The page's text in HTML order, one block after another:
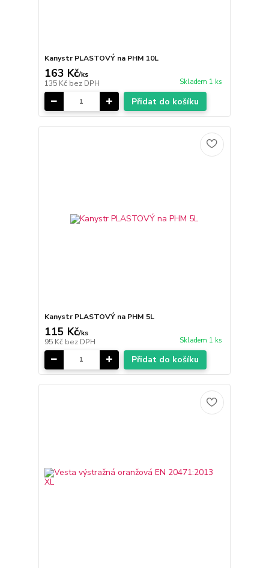
Kanystr PLASTOVÝ na PHM 10L
163 Kč/ks
135 Kč bez DPH Skladem 1 ks
Přidat do košíku
Kanystr PLASTOVÝ na PHM 5L
115 Kč/ks
95 Kč bez DPH Skladem 1 ks
Přidat do košíku